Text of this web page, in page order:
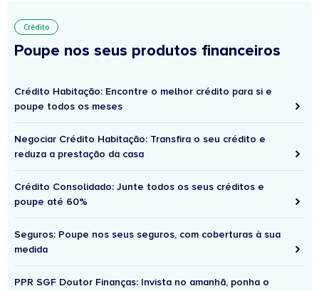
Crédito
Poupe nos seus produtos financeiros
Crédito Habitação: Encontre o melhor crédito para si e
poupe todos os meses
Negociar Crédito Habitação: Transfira o seu crédito e
reduza a prestação da casa
Crédito Consolidado: Junte todos os seus créditos e
poupe até 60%
Seguros: Poupe nos seus seguros, com coberturas à sua
medida
PPR SGF Doutor Finanças: Invista no amanhã, ponha o